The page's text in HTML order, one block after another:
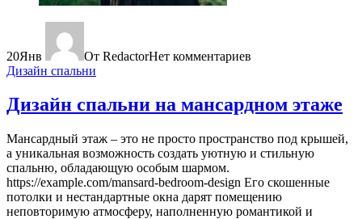
20Янв От RedactorНет комментариев
Дизайн спальни
Дизайн спальни на мансардном этаже
Мансардный этаж – это не просто пространство под крышей,
а уникальная возможность создать уютную и стильную
спальню, обладающую особым шармом.
https://example.com/mansard-bedroom-design Его скошенные
потолки и нестандартные окна дарят помещению
неповторимую атмосферу, наполненную романтикой и